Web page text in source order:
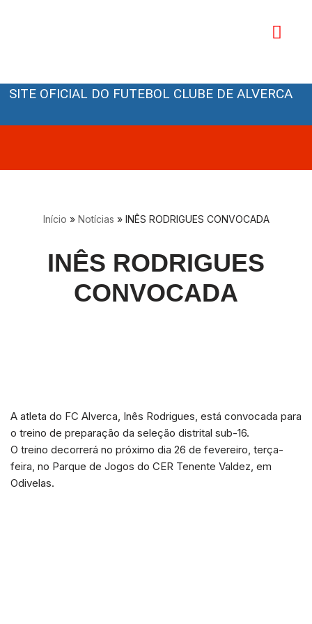
conteúdo
SITE OFICIAL DO FUTEBOL CLUBE DE ALVERCA
Início » Notícias » INÊS RODRIGUES CONVOCADA
INÊS RODRIGUES
CONVOCADA
A atleta do FC Alverca, Inês Rodrigues, está convocada para
o treino de preparação da seleção distrital sub-16.
O treino decorrerá no próximo dia 26 de fevereiro, terça-
feira, no Parque de Jogos do CER Tenente Valdez, em
Odivelas.